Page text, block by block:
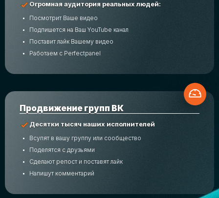
Огромная аудитория реальных людей:
Посмотрит Ваше видео
Подпишется на Ваш YouTube канал
Поставит лайк Вашему видео
Работаем с Perfectpanel
Продвижение групп ВК
Десятки тысяч наших исполнителей
Всупят в вашу группу или сообщество
Поделятся с друзьями
Сделают репост и поставят лайк
Напишут комментарий